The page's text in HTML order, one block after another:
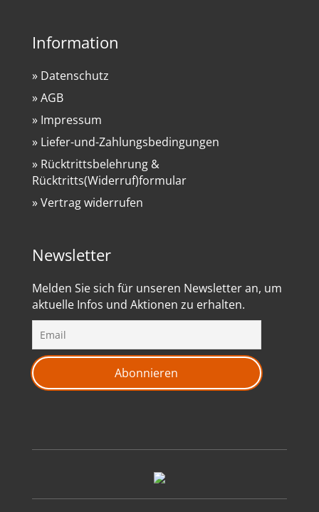
Information
» Datenschutz
» AGB
» Impressum
» Liefer-und-Zahlungsbedingungen
» Rücktrittsbelehrung &
Rücktritts(Widerruf)formular
» Vertrag widerrufen
Newsletter
Melden Sie sich für unseren Newsletter an, um
aktuelle Infos und Aktionen zu erhalten.